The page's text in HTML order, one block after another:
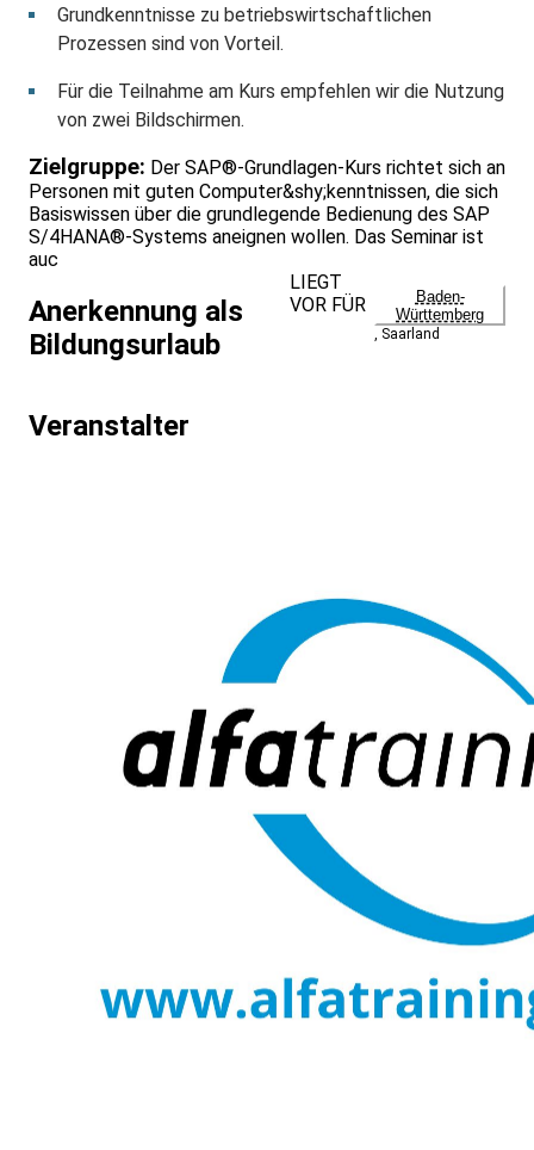
Grundkenntnisse zu betriebswirtschaftlichen
Prozessen sind von Vorteil.
Für die Teilnahme am Kurs empfehlen wir die Nutzung
von zwei Bildschirmen.
Zielgruppe: Der SAP®-Grundlagen-Kurs richtet sich an
Personen mit guten Computer&shy;kenntnissen, die sich
Basiswissen über die grundlegende Bedienung des SAP
S/4HANA®-Systems aneignen wollen. Das Seminar ist
auc
Anerkennung als
Bildungsurlaub
LIEGT
VOR FÜR
Baden-
Württemberg
, Saarland
Veranstalter